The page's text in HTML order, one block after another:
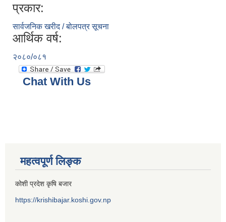
प्रकार:
सार्वजनिक खरीद / बोलपत्र सूचना
आर्थिक वर्ष:
२०८०/०८१
Chat With Us
महत्वपूर्ण लिङ्क
कोशी प्रदेश कृषि बजार
https://krishibajar.koshi.gov.np